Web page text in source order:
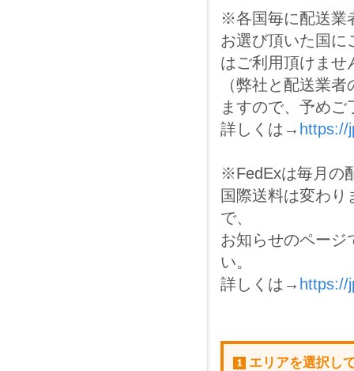
※各国毎に配送業
お選び頂いた国に
はご利用頂けませ
（弊社と配送業
ますので、予め
詳しくは→ https://
※FedExは毎月の
国際送料は変わ
で、
お知らせのページ
い。
詳しくは→ https://
エリアを選択し